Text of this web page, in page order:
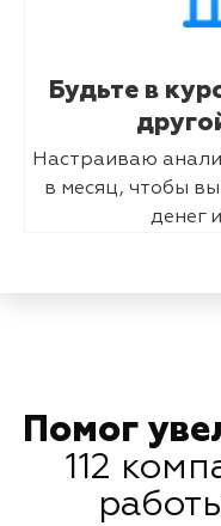
Будьте в
Настраиваю
в месяц, чтобы
денег
Помог
112